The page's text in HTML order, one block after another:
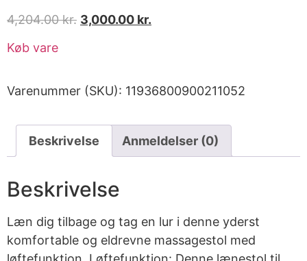
4,204.00kr. 3,000.00 kr.
Køb vare
Varenummer (SKU): 11936800900211052
Beskrivelse Anmeldelser (0)
Beskrivelse
Læn dig tilbage og tag en lur i denne yderst
komfortable og eldrevne massagestol med